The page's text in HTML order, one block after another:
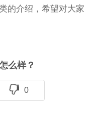
的介绍，希望对大家
么样？
0